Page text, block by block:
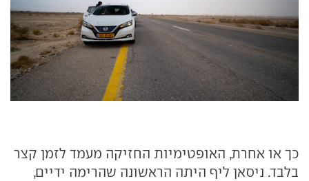
כך או אחרת, האופטימיות החזיקה מעמד לזמן קצר
בלבד. ניסאן ליף היתה הראשונה שהרימה ידיים,